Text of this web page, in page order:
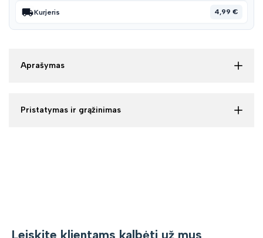
Kurjeris 4,99 €
Aprašymas
Pristatymas ir grąžinimas
Leiskite klientams kalbėti už mus